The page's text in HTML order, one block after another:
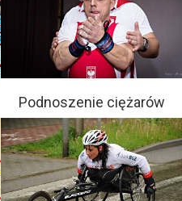
Podnoszenie ciężarów